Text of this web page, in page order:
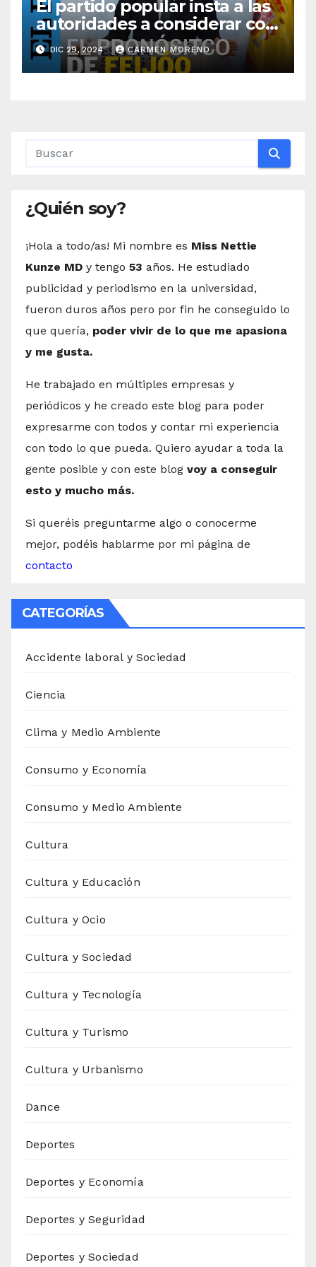
El partido popular insta a las
autoridades a considerar con
seriedad la expansión del
aeróduerto para el año 2025
DIC 29, 2024 CARMEN MORENO
¿Quién soy?
¡Hola a todo/as! Mi nombre es Miss Nettie
Kunze MD y tengo 53 años. He estudiado
publicidad y periodismo en la universidad,
fueron duros años pero por fin he conseguido lo
que quería, poder vivir de lo que me apasiona
y me gusta.
He trabajado en múltiples empresas y
periódicos y he creado este blog para poder
expresarme con todos y contar mi experiencia
con todo lo que pueda. Quiero ayudar a toda la
gente posible y con este blog voy a conseguir
esto y mucho más.
Si queréis preguntarme algo o conocerme
mejor, podéis hablarme por mi página de
contacto
CATEGORÍAS
Accidente laboral y Sociedad
Ciencia
Clima y Medio Ambiente
Consumo y Economía
Consumo y Medio Ambiente
Cultura
Cultura y Educación
Cultura y Ocio
Cultura y Sociedad
Cultura y Tecnología
Cultura y Turismo
Cultura y Urbanismo
Dance
Deportes
Deportes y Economía
Deportes y Seguridad
Deportes y Sociedad